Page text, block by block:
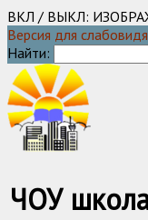
ВКЛ / ВЫКЛ:
Версия для
Найти:
ЧОУ